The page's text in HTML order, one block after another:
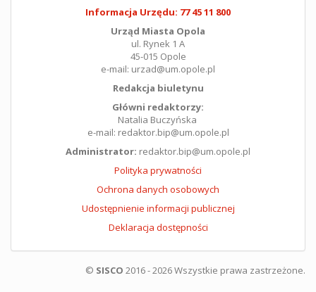
Informacja Urzędu: 77 45 11 800
Urząd Miasta Opola
ul. Rynek 1 A
45-015 Opole
e-mail: urzad@um.opole.pl
Redakcja biuletynu
Główni redaktorzy:
Natalia Buczyńska
e-mail: redaktor.bip@um.opole.pl
Administrator: redaktor.bip@um.opole.pl
Polityka prywatności
Ochrona danych osobowych
Udostępnienie informacji publicznej
Deklaracja dostępności
© SISCO 2016 - 2026 Wszystkie prawa zastrzeżone.